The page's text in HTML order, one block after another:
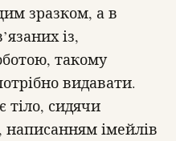
зразком, а в
із,
такому
видавати.
тіло, сидячи
написанням імейлів